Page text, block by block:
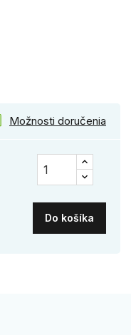
Možnosti doručenia
Do košíka